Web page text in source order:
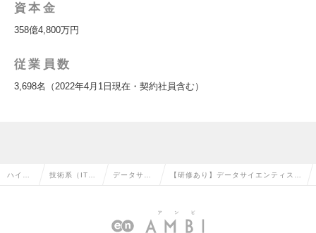
資本金
358億4,800万円
従業員数
3,698名（2022年4月1日現在・契約社員含む）
ハイク 技術系（IT・ データサイ
トの転職
【研修あり】データサイエンティスト
告業界大手の求人情報